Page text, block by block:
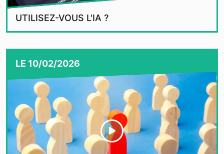
UTILISEZ-VOUS L'IA ?
LE 10/02/2026